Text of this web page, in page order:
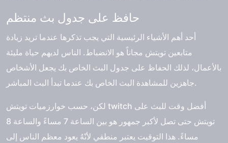
حافظ على جدول بث منتظم
أحد أهم الأشياء الرئيسية التي يجب تذكرها عندما تريد زيادة
متابعين تويتش مجاناً هو الانضباط. الناس لديهم حياة مليئة
بالأعمال، لذلك الحفاظ على جدول البث الخاص بك يجعل الأشخاص
جاهزين للمشاهدة البث الخاص بك عندما تبدأ البث المباشر.
لكن، حسب خوارزميات تويتش twitch أفضل وقت للبث على
تويتش حتى تصل لأكبر جمهور هو بين الساعة 7 مساءً والساعة 8
مساءً. هذا التوقيت يعتبر منطقي لأنّهُ يعود معظم الناس إلى